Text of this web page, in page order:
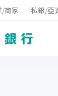
/商家 私銀/亞